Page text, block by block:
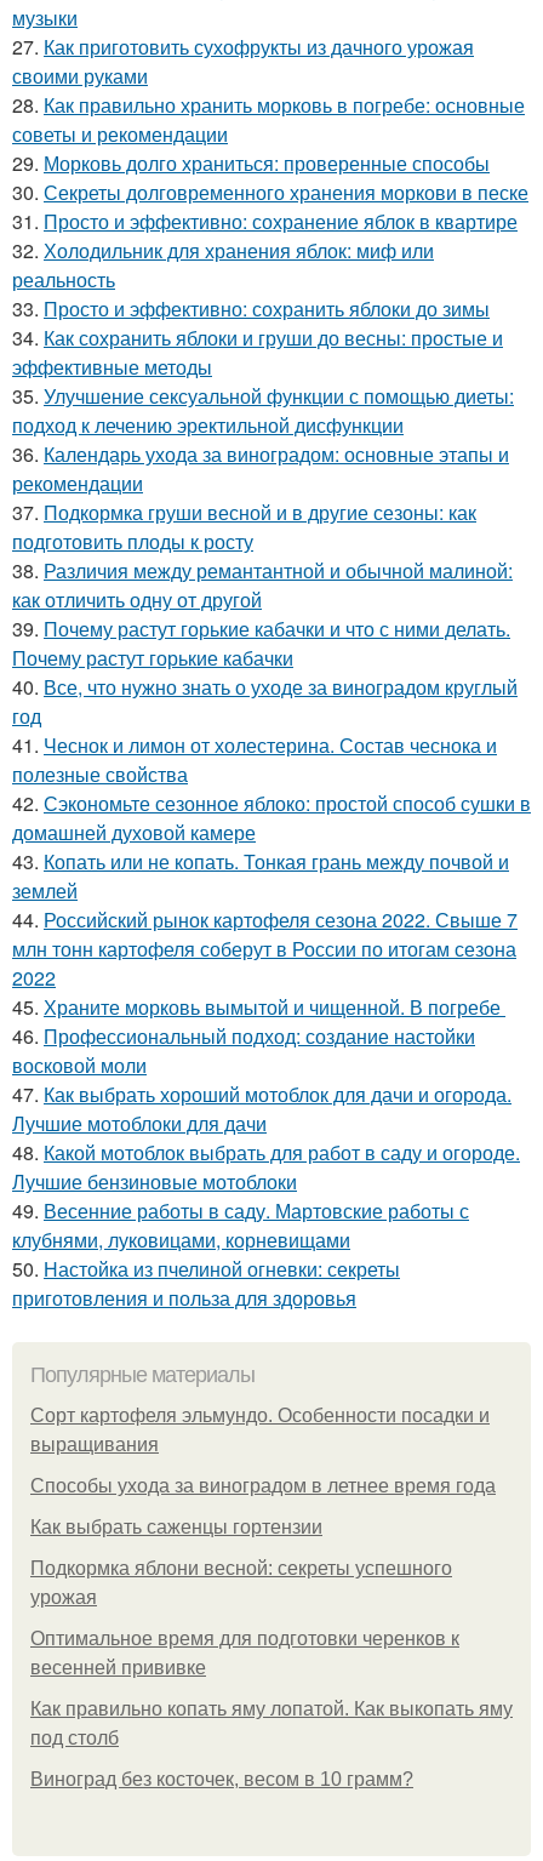
музыки
27. Как приготовить сухофрукты из дачного урожая
своими руками
28. Как правильно хранить морковь в погребе: основные
советы и рекомендации
29. Морковь долго храниться: проверенные способы
30. Секреты долговременного хранения моркови в песке
31. Просто и эффективно: сохранение яблок в квартире
32. Холодильник для хранения яблок: миф или
реальность
33. Просто и эффективно: сохранить яблоки до зимы
34. Как сохранить яблоки и груши до весны: простые и
эффективные методы
35. Улучшение сексуальной функции с помощью диеты:
подход к лечению эректильной дисфункции
36. Календарь ухода за виноградом: основные этапы и
рекомендации
37. Подкормка груши весной и в другие сезоны: как
подготовить плоды к росту
38. Различия между ремантантной и обычной малиной:
как отличить одну от другой
39. Почему растут горькие кабачки и что с ними делать.
Почему растут горькие кабачки
40. Все, что нужно знать о уходе за виноградом круглый
год
41. Чеснок и лимон от холестерина. Состав чеснока и
полезные свойства
42. Сэкономьте сезонное яблоко: простой способ сушки в
домашней духовой камере
43. Копать или не копать. Тонкая грань между почвой и
землей
44. Российский рынок картофеля сезона 2022. Свыше 7
млн тонн картофеля соберут в России по итогам сезона
2022
45. Храните морковь вымытой и чищенной. В погребе
46. Профессиональный подход: создание настойки
восковой моли
47. Как выбрать хороший мотоблок для дачи и огорода.
Лучшие мотоблоки для дачи
48. Какой мотоблок выбрать для работ в саду и огороде.
Лучшие бензиновые мотоблоки
49. Весенние работы в саду. Мартовские работы с
клубнями, луковицами, корневищами
50. Настойка из пчелиной огневки: секреты
приготовления и польза для здоровья
Популярные материалы
Сорт картофеля эльмундо. Особенности посадки и
выращивания
Способы ухода за виноградом в летнее время года
Как выбрать саженцы гортензии
Подкормка яблони весной: секреты успешного
урожая
Оптимальное время для подготовки черенков к
весенней прививке
Как правильно копать яму лопатой. Как выкопать яму
под столб
Виноград без косточек, весом в 10 грамм?